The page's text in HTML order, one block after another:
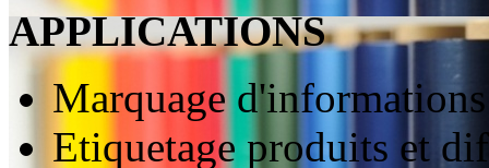
APPLICATIONS
Marquage
Etiquetage produits et